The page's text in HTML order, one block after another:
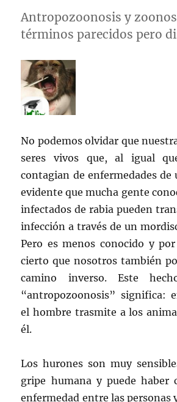
Antropozoonosis y
términos parecidos pero
No podemos olvidar que
seres vivos que, al igual
contagian de enfermedades de
evidente que mucha gente
infectados de rabia pueden
infección a través de un
Pero es menos conocido y
cierto que nosotros también
camino inverso. Este
“antropozoonosis” significa:
el hombre trasmite a los
él.
Los hurones son muy
gripe humana y puede haber
enfermedad entre las personas